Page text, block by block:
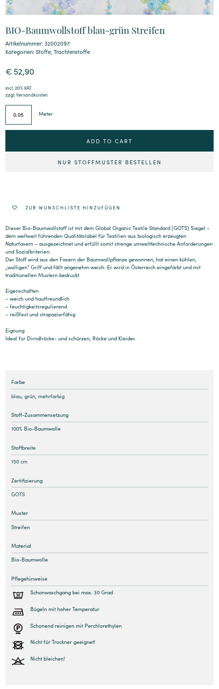
BIO-Baumwollstoff blau-grün Streifen
Artikelnummer: 32002097
Kategorien:Stoffe,Trachtenstoffe
€ 52,90
incl. 20% VAT
zzgl.Versandkosten
Meter
ADD TO CART
NUR STOFFMUSTER BESTELLEN
ZUR WUNSCHLISTE HINZUFÜGEN
Dieser Bio-Baumwollstoff ist mit dem Global Organic Textile Standard (GOTS) Siegel –
dem weltweit führenden Qualitätslabel für Textilien aus biologisch erzeugten
Naturfasern – ausgezeichnet und erfüllt somit strenge umwelttechnische Anforderungen
und Sozialkriterien.
Der Stoff wird aus den Fasern der Baumwollpflanze gewonnen, hat einen kühlen,
„wolligen“ Griff und fällt angenehm weich. Er wird in Österreich eingefärbt und mit
traditionellen Mustern bedruckt.
Eigenschaften
– weich und hautfreundlich
– feuchtigkeitsregulierend
– reißfest und strapazierfähig
Eignung
Ideal für Dirndlröcke- und schürzen, Röcke und Kleider.
Farbe
blau, grün, mehrfarbig
Stoff-Zusammensetzung
100% Bio-Baumwolle
Stoffbreite
150 cm
Zertifizierung
GOTS
Muster
Streifen
Material
Bio-Baumwolle
Pflegehinweise
Schonwaschgang bei max. 30 Grad
Bügeln mit hoher Temperatur
Schonend reinigen mit Perchlorethylen
Nicht für Trockner geeignet!
Nicht bleichen!